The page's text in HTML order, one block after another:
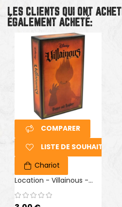
LES CLIENTS QUI ONT
ÉGALEMENT ACHETÉ:
COMPARER
LISTE DE SOUHAITS
Chariot
Location - Villainous -...